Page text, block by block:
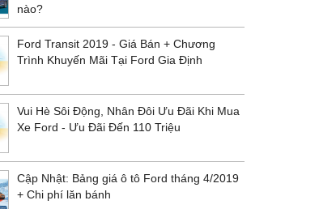
nào?
Ford Transit 2019 - Giá Bán + Chương
Trình Khuyến Mãi Tại Ford Gia Định
Vui Hè Sôi Động, Nhân Đôi Ưu Đãi Khi Mua
Xe Ford - Ưu Đãi Đến 110 Triệu
Cập Nhật: Bảng giá ô tô Ford tháng 4/2019
+ Chi phí lăn bánh